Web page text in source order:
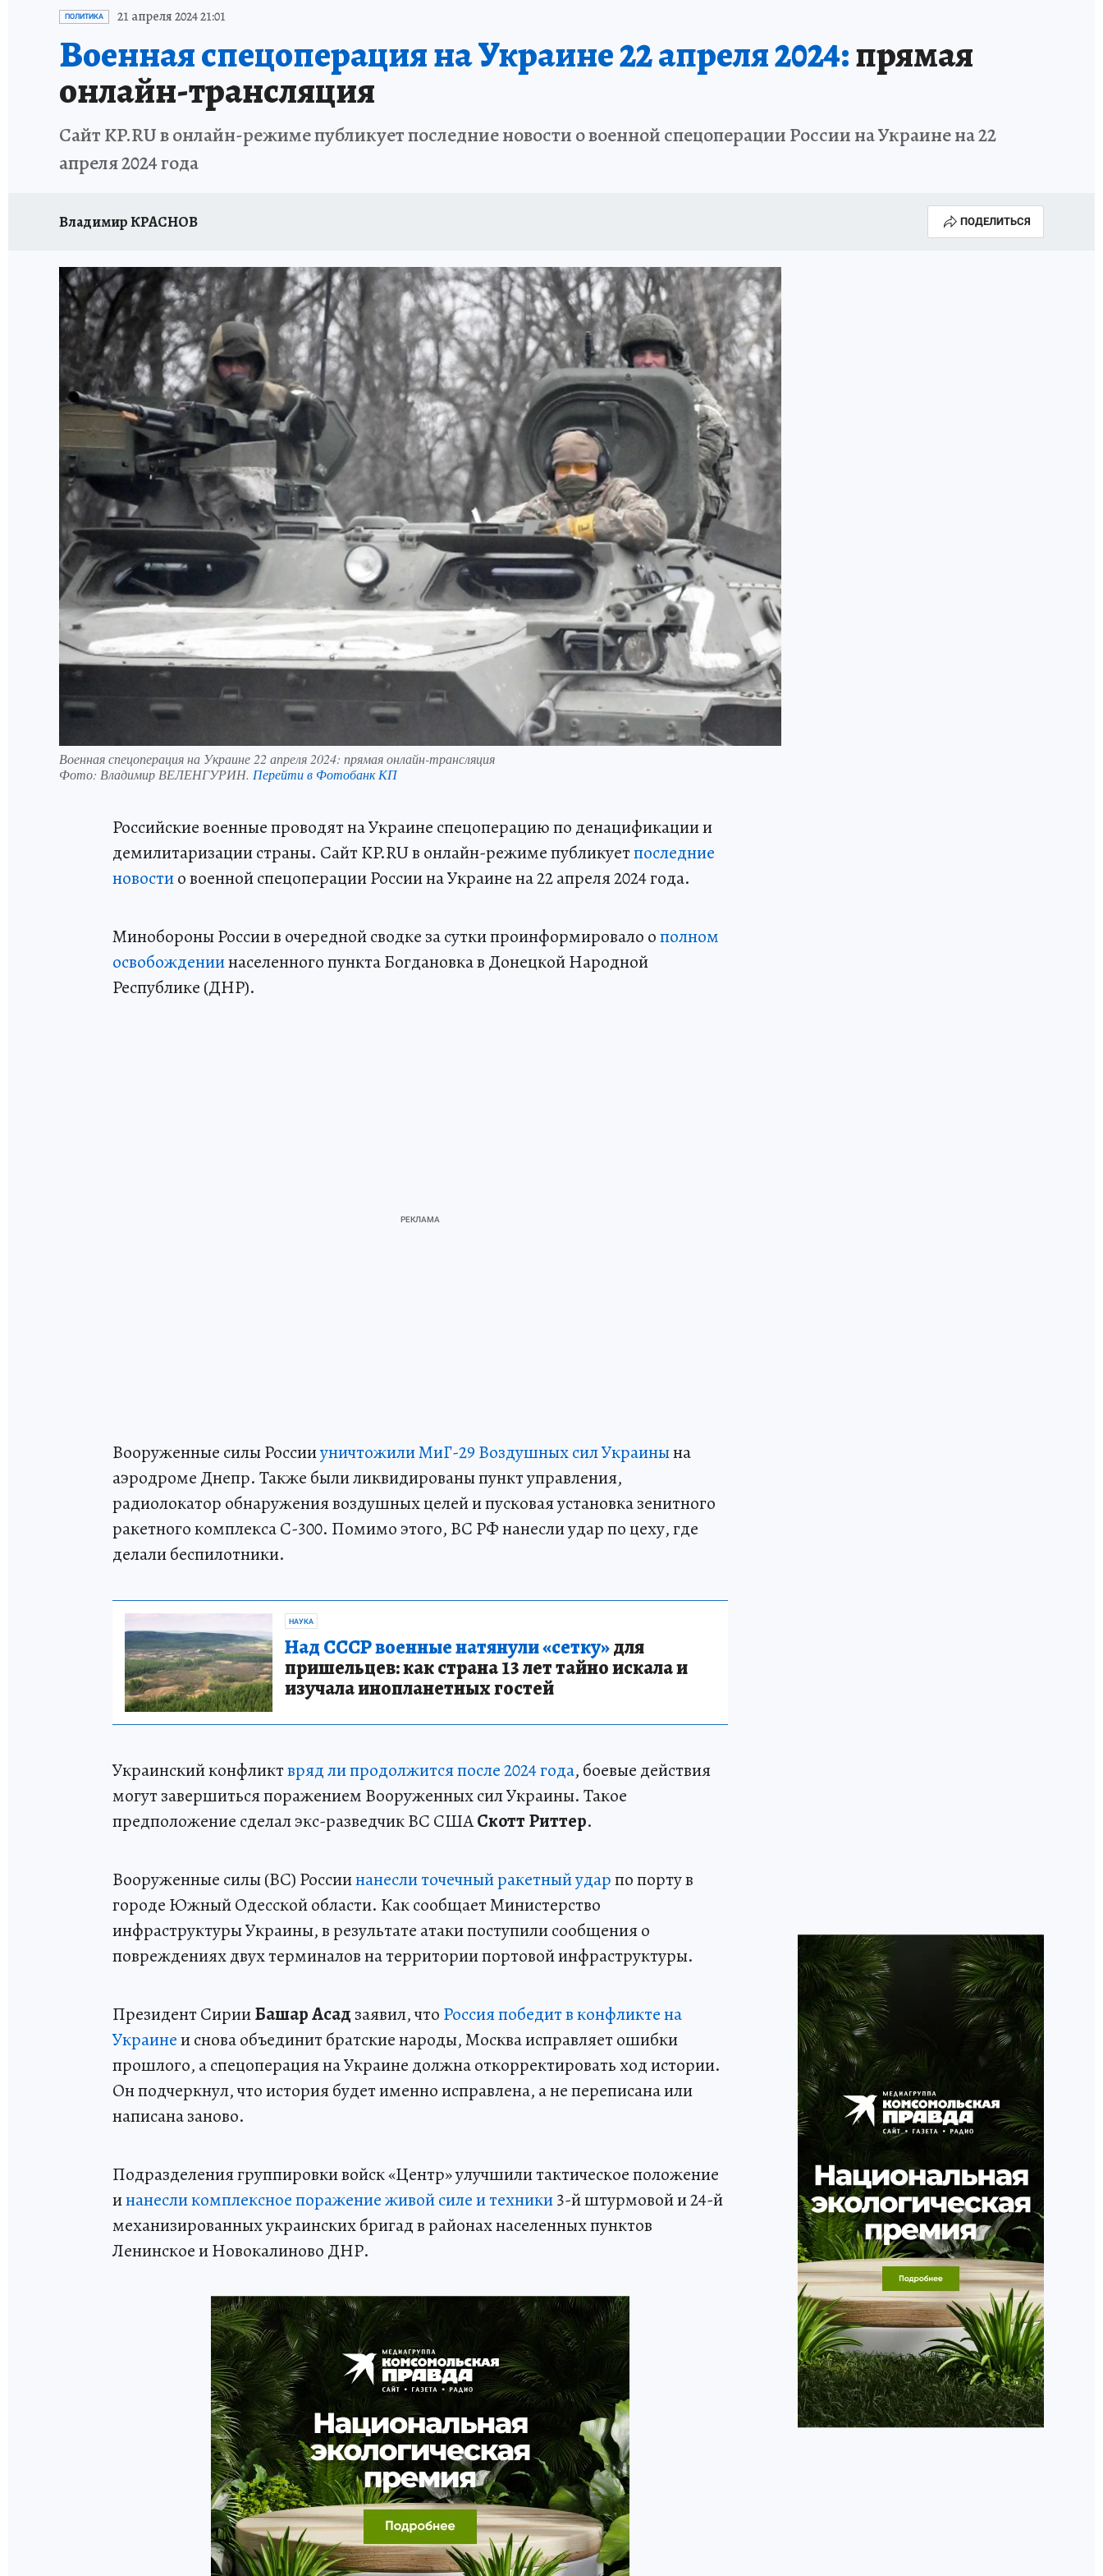
ИСПЫТАНО НА СЕБЕ
ПОЛИТИКА 21 апреля 2024 21:01
Военная спецоперация на Украине 22 апреля 2024:прямая
онлайн-трансляция
Сайт KP.RU в онлайн-режиме публикует последние новости о военной спецоперации России на Украине на 22
апреля 2024 года
Владимир КРАСНОВ ПОДЕЛИТЬСЯ
Военная спецоперация на Украине 22 апреля 2024: прямая онлайн-трансляция
Фото: Владимир ВЕЛЕНГУРИН. Перейти в Фотобанк КП
Российские военные проводят на Украине спецоперацию по денацификации и
демилитаризации страны. Сайт KP.RU в онлайн-режиме публикуетпоследние
новостио военной спецоперации России на Украине на 22 апреля 2024 года.
Минобороны России в очередной сводке за сутки проинформировало ополном
освобождениинаселенного пункта Богдановка в Донецкой Народной
Республике (ДНР).
Вооруженные силы Россииуничтожили МиГ-29 Воздушных сил Украинына
аэродроме Днепр. Также были ликвидированы пункт управления,
радиолокатор обнаружения воздушных целей и пусковая установка зенитного
ракетного комплекса С-300. Помимо этого, ВС РФ нанесли удар по цеху, где
делали беспилотники.
НАУКА
Над СССР военные натянули «сетку»для
пришельцев: как страна 13 лет тайно искала и
изучала инопланетных гостей
Украинский конфликтвряд ли продолжится после 2024 года, боевые действия
могут завершиться поражением Вооруженных сил Украины. Такое
предположение сделал экс-разведчик ВС СШАСкотт Риттер.
Вооруженные силы (ВС) Россиинанесли точечный ракетный ударпо порту в
городе Южный Одесской области. Как сообщает Министерство
инфраструктуры Украины, в результате атаки поступили сообщения о
повреждениях двух терминалов на территории портовой инфраструктуры.
Президент СирииБашар Асад заявил, что Россия победит в конфликте на
Украинеи снова объединит братские народы, Москва исправляет ошибки
прошлого, а спецоперация на Украине должна откорректировать ход истории.
Он подчеркнул, что история будет именно исправлена, а не переписана или
написана заново.
Подразделения группировки войск «Центр» улучшили тактическое положение
инанесли комплексное поражение живой силе и техники3-й штурмовой и 24-й
механизированных украинских бригад в районах населенных пунктов
Ленинское и Новокалиново ДНР.